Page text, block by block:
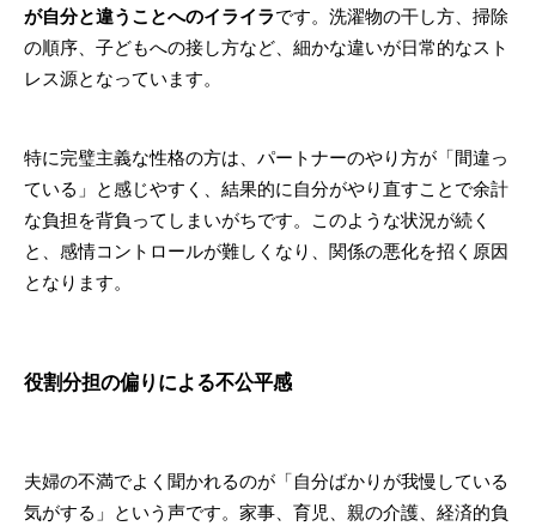
が自分と違うことへのイライラです。洗濯物の干し方、掃除
の順序、子どもへの接し方など、細かな違いが日常的なスト
レス源となっています。
特に完璧主義な性格の方は、パートナーのやり方が「間違っ
ている」と感じやすく、結果的に自分がやり直すことで余計
な負担を背負ってしまいがちです。このような状況が続く
と、感情コントロールが難しくなり、関係の悪化を招く原因
となります。
役割分担の偏りによる不公平感
夫婦の不満でよく聞かれるのが「自分ばかりが我慢している
気がする」という声です。家事、育児、親の介護、経済的負